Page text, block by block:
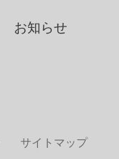
お知らせ
サイトマップ